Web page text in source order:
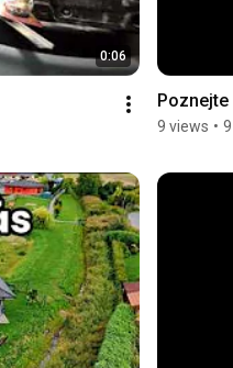
0:06
9 views •